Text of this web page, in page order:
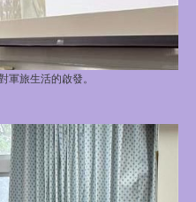
軍旅生活的啟發。